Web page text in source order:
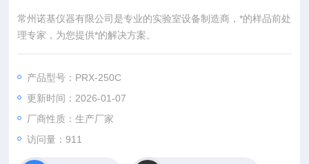
常州诺基仪器有限公司是专业的实验室设备制造商，*的样品前处
理专家，为您提供*的解决方案。
产品型号：PRX-250C
更新时间：2026-01-07
厂商性质：生产厂家
访问量：911